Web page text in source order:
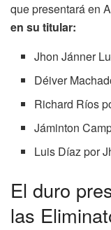
que presentará en
en su titular:
Jhon Jánner
Déiver
Richard Ríos
Jáminton
Luis Díaz por
El duro
las